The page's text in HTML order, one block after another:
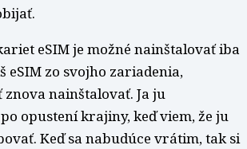
eSIM je možné nainštalovať iba
eSIM zo svojho zariadenia,
znova nainštalovať. Ja ju
opustení krajiny, keď viem, že ju
Keď sa nabudúce vrátim, tak si